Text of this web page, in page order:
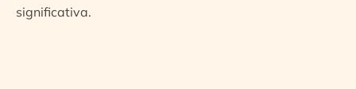
significativa.